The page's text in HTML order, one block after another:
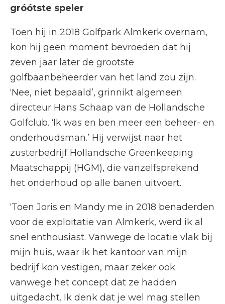
gróótste speler
Toen hij in 2018 Golfpark Almkerk overnam,
kon hij geen moment bevroeden dat hij
zeven jaar later de grootste
golfbaanbeheerder van het land zou zijn.
‘Nee, niet bepaald’, grinnikt algemeen
directeur Hans Schaap van de Hollandsche
Golfclub. ‘Ik was en ben meer een beheer- en
onderhoudsman.’ Hij verwijst naar het
zusterbedrijf Hollandsche Greenkeeping
Maatschappij (HGM), die vanzelfsprekend
het onderhoud op alle banen uitvoert.
‘Toen Joris en Mandy me in 2018 benaderden
voor de exploitatie van Almkerk, werd ik al
snel enthousiast. Vanwege de locatie vlak bij
mijn huis, waar ik het kantoor van mijn
bedrijf kon vestigen, maar zeker ook
vanwege het concept dat ze hadden
uitgedacht. Ik denk dat je wel mag stellen